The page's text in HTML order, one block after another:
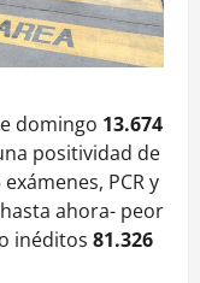
domingo 13.674
positividad de
PCR y
ahora- peor
inéditos 81.326